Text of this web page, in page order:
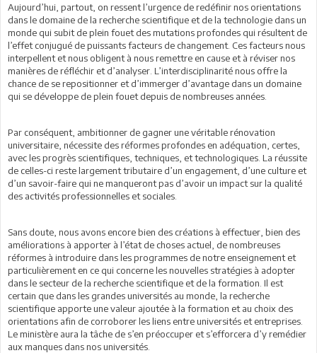
Aujourd’hui, partout, on ressent l’urgence de redéfinir nos orientations
dans le domaine de la recherche scientifique et de la technologie dans un
monde qui subit de plein fouet des mutations profondes qui résultent de
l’effet conjugué de puissants facteurs de changement. Ces facteurs nous
interpellent et nous obligent à nous remettre en cause et à réviser nos
manières de réfléchir et d’analyser. L’interdisciplinarité nous offre la
chance de se repositionner et d’immerger d’avantage dans un domaine
qui se développe de plein fouet depuis de nombreuses années.
Par conséquent, ambitionner de gagner une véritable rénovation
universitaire, nécessite des réformes profondes en adéquation, certes,
avec les progrès scientifiques, techniques, et technologiques. La réussite
de celles-ci reste largement tributaire d’un engagement, d’une culture et
d’un savoir-faire qui ne manqueront pas d’avoir un impact sur la qualité
des activités professionnelles et sociales.
Sans doute, nous avons encore bien des créations à effectuer, bien des
améliorations à apporter à l’état de choses actuel, de nombreuses
réformes à introduire dans les programmes de notre enseignement et
particulièrement en ce qui concerne les nouvelles stratégies à adopter
dans le secteur de la recherche scientifique et de la formation. Il est
certain que dans les grandes universités au monde, la recherche
scientifique apporte une valeur ajoutée à la formation et au choix des
orientations afin de corroborer les liens entre universités et entreprises.
Le ministère aura la tâche de s’en préoccuper et s’efforcera d’y remédier
aux manques dans nos universités.